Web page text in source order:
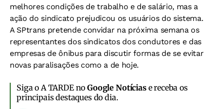
melhores condições de trabalho e de salário, mas a
ação do sindicato prejudicou os usuários do sistema.
A SPtrans pretende convidar na próxima semana os
representantes dos sindicatos dos condutores e das
empresas de ônibus para discutir formas de se evitar
novas paralisações como a de hoje.
Siga o A TARDE noGoogle Notíciase receba os
principais destaques do dia.